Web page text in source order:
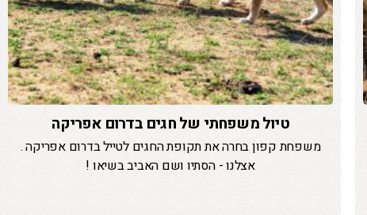
טיול משפחתי של חגים בדרום אפריקה
משפחת קפון בחרה את תקופת החגים לטייל בדרום אפריקה .
אצלנו - הסתיו ושם האביב בשיאו !